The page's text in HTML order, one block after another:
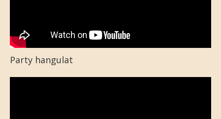
Party hangulat